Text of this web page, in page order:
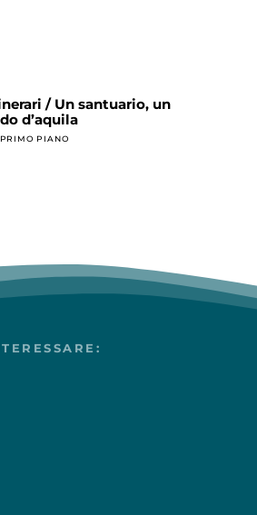
/ Un santuario, un
d’aquila
PIANO